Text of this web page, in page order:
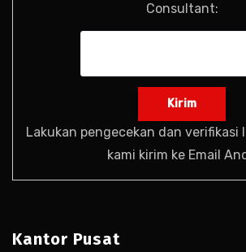
Consultant:
Lakukan pengecekan dan verifikasi
kami kirim ke Email
Kantor Pusat